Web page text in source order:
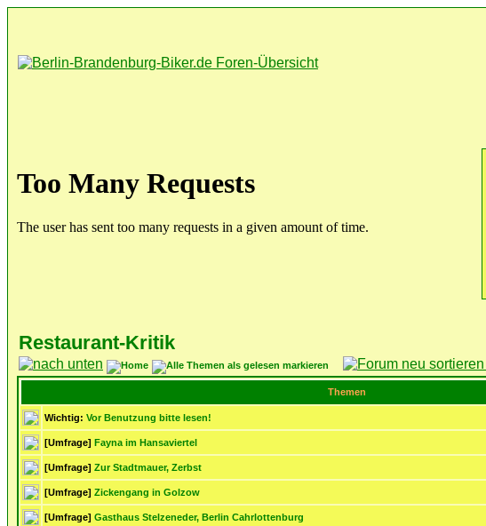
Restaurant-Kritik
Themen
Wichtig: Vor Benutzung bitte lesen!
[Umfrage] Fayna im Hansaviertel
[Umfrage] Zur Stadtmauer, Zerbst
[Umfrage] Zickengang in Golzow
[Umfrage] Gasthaus Stelzeneder, Berlin Cahrlottenburg